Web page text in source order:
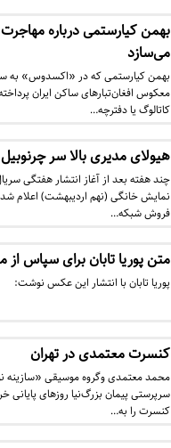
بهمن کیارستمی درباره
می‌سازد
بهمن کیارستمی که در «اکسدوس» به
معکوس افغان‌تبارهای ساکن ایران
کاتالوگ یا دفترچه…
هیولای مدیری بالا سر چرنوبیل
چند هفته بعد از آغاز انتشار هفتگی
نمایش خانگی (نهم اردیبهشت) اعلام شد
فروش شبکه…
متن پوریا تابان برای سپاس از
پوریا تابان با انتشار این عکس نوشت:
کنسرت معتمدی در تهران
محمد معتمدی وگروه موسیقی «سازینه
سرپرستی پیمان بزرگ‌نیا روزهای پایانی
کنسرت را به…